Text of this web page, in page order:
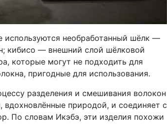
используются необработанный шёлк —
кибисо — внешний слой шёлковой
которые могут не подходить для
пригодные для использования.
разделения и смешивания волокон
вдохновлённые природой, и соединяет с
По словам Икэбэ, эти изделия похожи